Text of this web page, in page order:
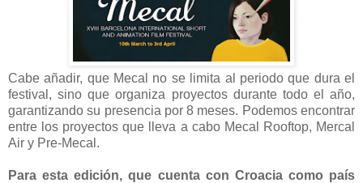
Cabe añadir, que Mecal no se limita al periodo que dura el
festival, sino que organiza proyectos durante todo el año,
garantizando su presencia por 8 meses. Podemos encontrar
entre los proyectos que lleva a cabo Mecal Rooftop, Mercal
Air y Pre-Mecal.
Para esta edición, que cuenta con Croacia como país